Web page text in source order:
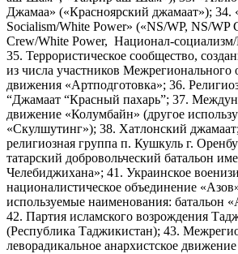
Джамаа» («Красноярский джамаат»); 34.
Socialism/White Power» («NS/WP, NS/WP
Crew/White Power, Национал-социализм/
35. Террористическое сообщество,
из числа участников Межрегионального
движения «Артподготовка»; 36.
“Джамаат “Красный пахарь”; 37.
движение «Колумбайн» (другое
«Скулшутинг»); 38. Хатлонский
религиозная группа п. Кушкуль г.
татарский добровольческий батальон
Челебиджихана»; 41. Украинское
националистическое объединение
используемые наименования: батальон
42. Партия исламского возрождения
(Республика Таджикистан); 43.
леворадикальное анархистское